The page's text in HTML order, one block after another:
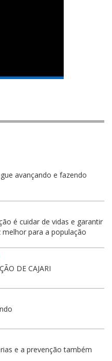
avançando e fazendo
é cuidar de vidas e garantir
para a população
DE CAJARI
e a prevenção também